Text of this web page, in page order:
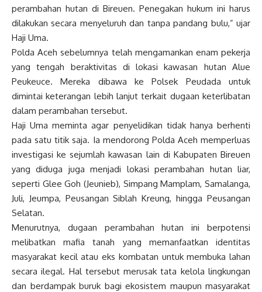
perambahan hutan di Bireuen. Penegakan hukum ini harus
dilakukan secara menyeluruh dan tanpa pandang bulu,” ujar
Haji Uma.
Polda Aceh sebelumnya telah mengamankan enam pekerja
yang tengah beraktivitas di lokasi kawasan hutan Alue
Peukeuce. Mereka dibawa ke Polsek Peudada untuk
dimintai keterangan lebih lanjut terkait dugaan keterlibatan
dalam perambahan tersebut.
Haji Uma meminta agar penyelidikan tidak hanya berhenti
pada satu titik saja. Ia mendorong Polda Aceh memperluas
investigasi ke sejumlah kawasan lain di Kabupaten Bireuen
yang diduga juga menjadi lokasi perambahan hutan liar,
seperti Glee Goh (Jeunieb), Simpang Mamplam, Samalanga,
Juli, Jeumpa, Peusangan Siblah Kreung, hingga Peusangan
Selatan.
Menurutnya, dugaan perambahan hutan ini berpotensi
melibatkan mafia tanah yang memanfaatkan identitas
masyarakat kecil atau eks kombatan untuk membuka lahan
secara ilegal. Hal tersebut merusak tata kelola lingkungan
dan berdampak buruk bagi ekosistem maupun masyarakat